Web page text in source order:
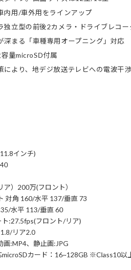
用/車外用をラインアップ
立型の前後2カメラ・ドライブレコー
まる「車種専用オープニング」対応
量microSD付属
より、地デジ放送テレビへの電波干
インチ)
）200万(フロント）
角 160/水平 137/垂直 73
水平 113/垂直 60
:27.5fps(フロント/リア)
リア2.0
画:MP4、静止画:JPG
microSDカード：16~128GB ※Class10以